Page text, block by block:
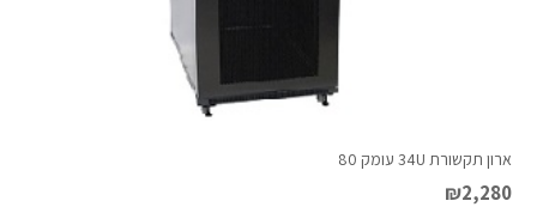
ארון תקשורת 34U עומק 80
₪2,280